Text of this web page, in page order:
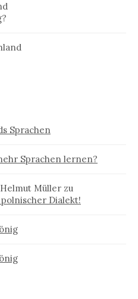
Sprachen
Sprachen lernen?
Müller zu
Dialekt!